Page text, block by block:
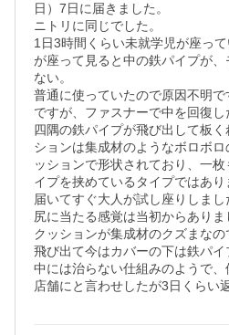
日）7日に届きました。
ニトリに同じでした。
1日3時間くらい未就学児が座っ
が座って見ると中の鉄パイプが
ない。
普通に使っていたので原因不明
ですが、ファスナーで中を回復し
四隅の鉄パイプが飛び出して板
ションは集成材のようなボロボ
ッションで形状されており、一
イプを挟めているタイプではあり
届いてすぐ大人が試し座りしま
尻に当たる感覚は当初からありま
クッションが集成材のクズまな
飛び出て今はカバーの下は鉄パイ
中には治らない仕組みのようで、
店舗にと言わせしたが3日くらい